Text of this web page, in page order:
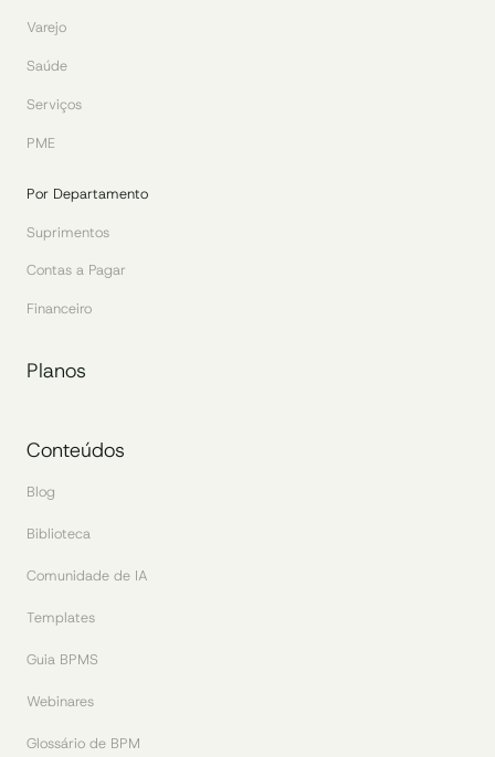
Varejo
Saúde
Serviços
PME
Por Departamento
Suprimentos
Contas a Pagar
Financeiro
Planos
Conteúdos
Blog
Biblioteca
Comunidade de IA
Templates
Guia BPMS
Webinares
Glossário de BPM